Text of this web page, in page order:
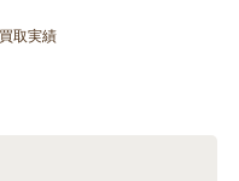
取実績